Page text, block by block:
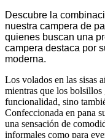
Descubre la
nuestra campera de
quienes buscan una
campera destaca por
moderna.
Los volados en las sisas
mientras que los bolsillos
funcionalidad, sino
Confeccionada en pana
una sensación de
informales como para